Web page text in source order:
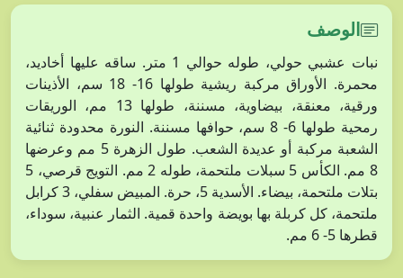
الوصف
نبات عشبي حولي، طوله حوالي 1 متر. ساقه عليها أخاديد،
محمرة. الأوراق مركبة ريشية طولها 16- 18 سم، الأذينات
ورقية، معنقة، بيضاوية، مسننة، طولها 13 مم، الوريقات
رمحية طولها 6- 8 سم، حوافها مسننة. النورة محدودة ثنائية
الشعبة مركبة أو عديدة الشعب. طول الزهرة 5 مم وعرضها
8 مم. الكأس 5 سبلات ملتحمة، طوله 2 مم. التويج قرصي، 5
بتلات ملتحمة، بيضاء. الأسدية 5، حرة. المبيض سفلي، 3 كرابل
ملتحمة، كل كربلة بها بويضة واحدة قمية. الثمار عنبية، سوداء،
قطرها 5- 6 مم.